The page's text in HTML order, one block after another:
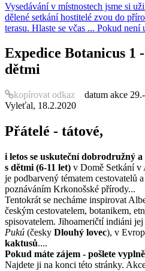
Vysedávání v místnostech jsme si
dělené setkání hostitelé zvou do
terasu. Hlaste se včas ... Pokud
Expedice Botanicus 1
dětmi
kopírovat odkaz datum akce
Vyleťal, 18.2.2020
Přátelé - tátové,
i letos se uskuteční dobrodružný
s dětmi (6-11 let) v Domě Setkání v
je podbarvený tématem cestovatelů
poznáváním Krkonošské přírody...
Tentokrát se necháme inspirovat
českým cestovatelem, botanikem,
spisovatelem. Jihoameričtí indiáni
Pukú (česky Dlouhý lovec), v
kaktusů....
Pokud máte zájem - pošlete
Najdete ji na konci této stránky.